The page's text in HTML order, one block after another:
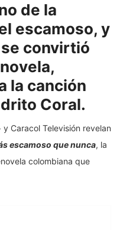
de la
escamoso, y
convirtió
la canción
Coral.
Caracol Televisión revelan
escamoso que nunca, la
colombiana que